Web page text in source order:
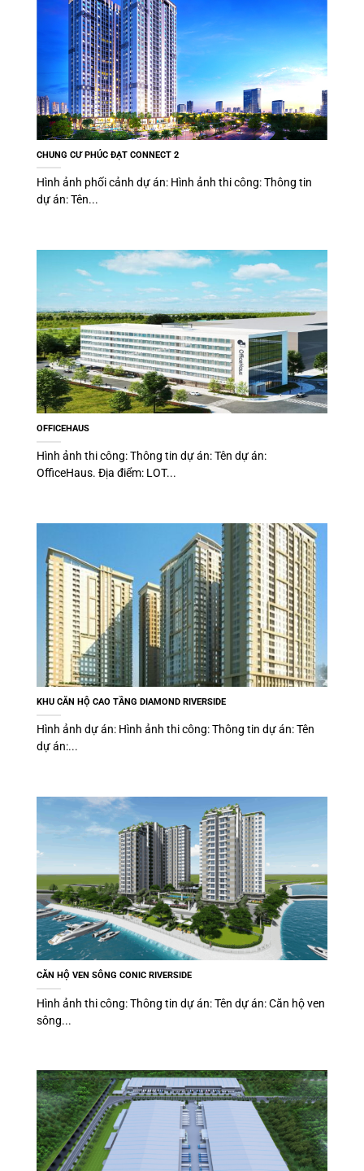
CHUNG CƯ PHÚC ĐẠT CONNECT 2
Hình ảnh phối cảnh dự án: Hình ảnh thi công: Thông tin
dự án: Tên...
OFFICEHAUS
Hình ảnh thi công: Thông tin dự án: Tên dự án:
OfficeHaus. Địa điểm: LOT...
KHU CĂN HỘ CAO TẦNG DIAMOND RIVERSIDE
Hình ảnh dự án: Hình ảnh thi công: Thông tin dự án: Tên
dự án:...
CĂN HỘ VEN SÔNG CONIC RIVERSIDE
Hình ảnh thi công: Thông tin dự án: Tên dự án: Căn hộ ven
sông...